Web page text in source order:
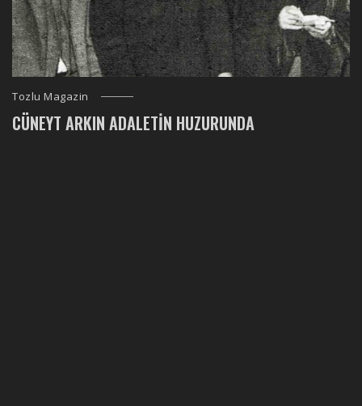
Tozlu Magazin
CÜNEYT ARKIN ADALETIN HUZURUNDA